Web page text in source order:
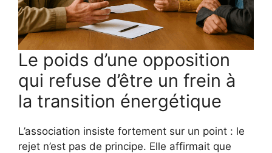
Le poids d’une opposition
qui refuse d’être un frein à
la transition énergétique
L’association insiste fortement sur un point : le
rejet n’est pas de principe. Elle affirmait que